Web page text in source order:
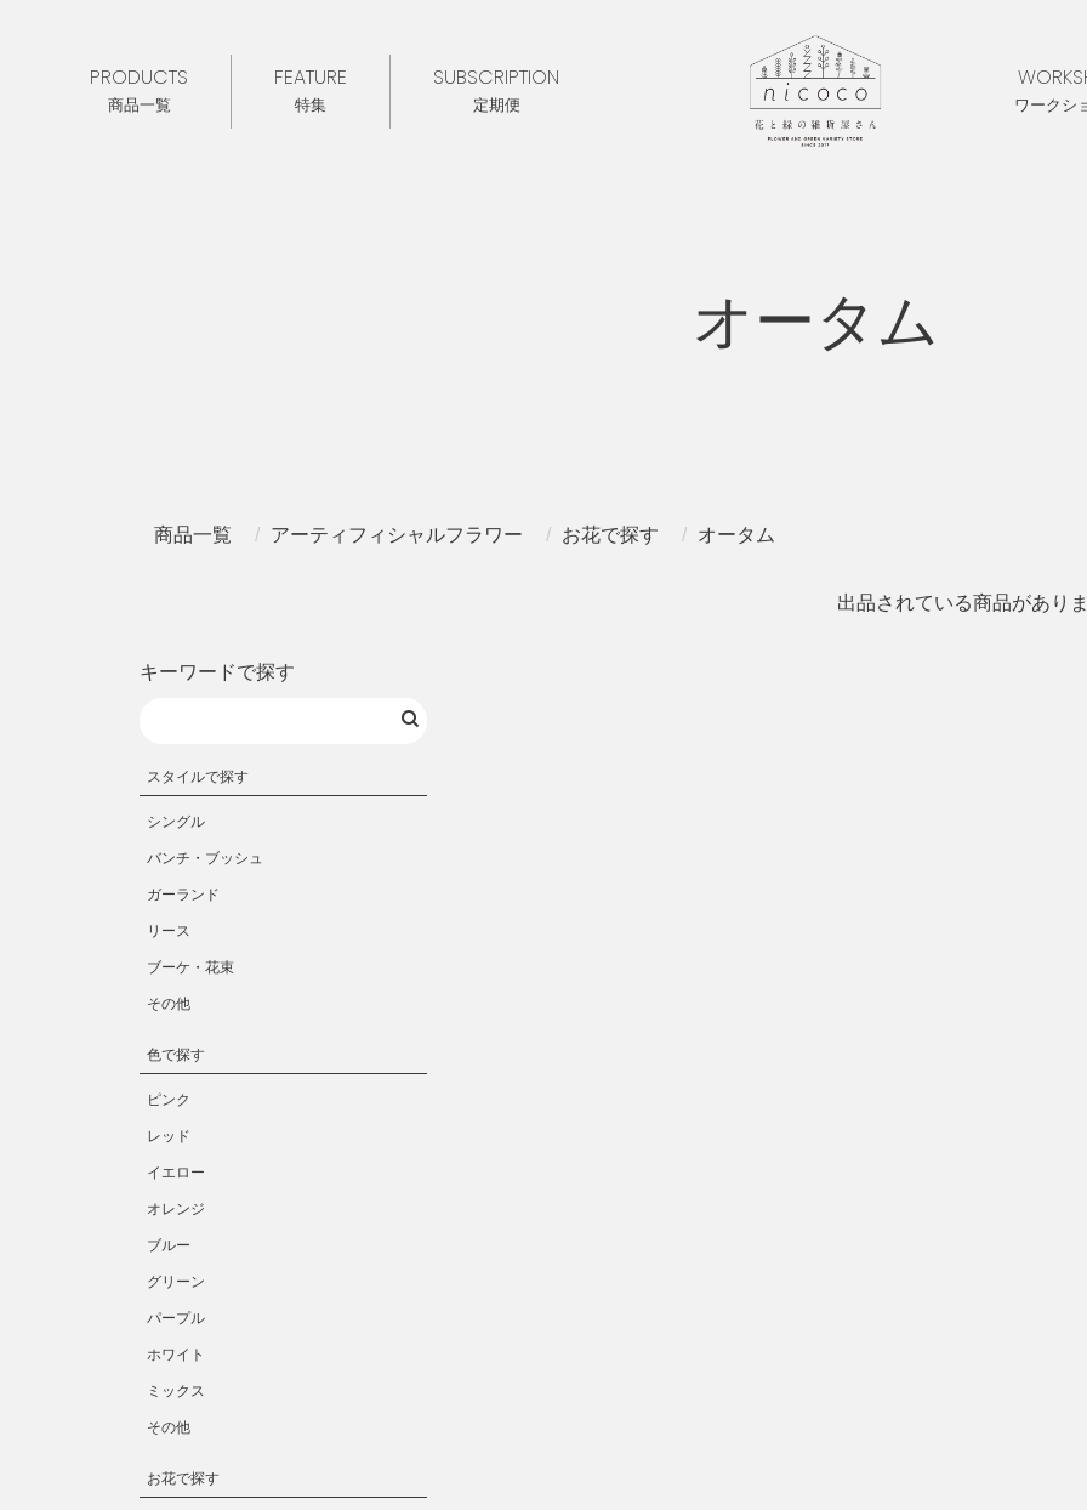
PRODUCTS
商品一覧
FEATURE
特集
SUBSCRIPTION
定期便 ワークシ
オータム
商品一覧 アーティフィシャルフラワー お花で探す オータム
出品されている商品があり
キーワードで探す
スタイルで探す
シングル
バンチ・ブッシュ
ガーランド
リース
ブーケ・花束
その他
色で探す
ピンク
レッド
イエロー
オレンジ
ブルー
グリーン
パープル
ホワイト
ミックス
その他
お花で探す